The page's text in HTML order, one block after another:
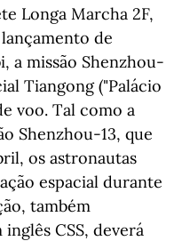
Longa Marcha 2F,
de
a missão Shenzhou-
Tiangong ("Palácio
voo. Tal como a
Shenzhou-13, que
os astronautas
espacial durante
também
CSS, deverá